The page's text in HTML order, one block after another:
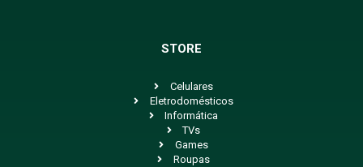
STORE
Celulares
Eletrodomésticos
Informática
TVs
Games
Roupas